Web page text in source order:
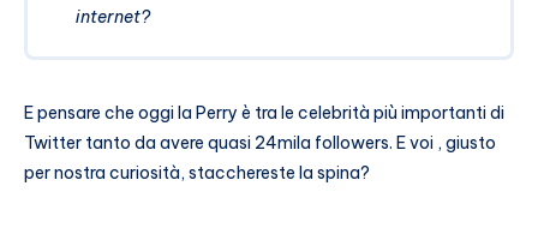
internet?
E pensare che oggi la Perry è tra le celebrità più importanti di
Twitter tanto da avere quasi 24mila followers. E voi , giusto
per nostra curiosità, stacchereste la spina?